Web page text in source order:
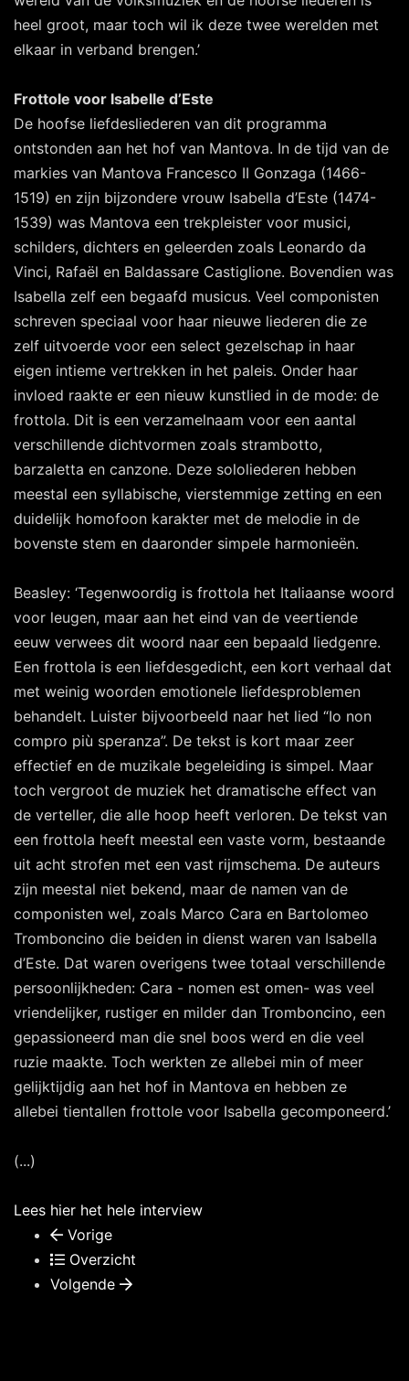
heel groot, maar toch wil ik deze twee werelden met
elkaar in verband brengen.’
Frottole voor Isabelle d’Este
De hoofse liefdesliederen van dit programma
ontstonden aan het hof van Mantova. In de tijd van de
markies van Mantova Francesco II Gonzaga (1466-
1519) en zijn bijzondere vrouw Isabella d’Este (1474-
1539) was Mantova een trekpleister voor musici,
schilders, dichters en geleerden zoals Leonardo da
Vinci, Rafaël en Baldassare Castiglione. Bovendien was
Isabella zelf een begaafd musicus. Veel componisten
schreven speciaal voor haar nieuwe liederen die ze
zelf uitvoerde voor een select gezelschap in haar
eigen intieme vertrekken in het paleis. Onder haar
invloed raakte er een nieuw kunstlied in de mode: de
frottola. Dit is een verzamelnaam voor een aantal
verschillende dichtvormen zoals strambotto,
barzaletta en canzone. Deze sololiederen hebben
meestal een syllabische, vierstemmige zetting en een
duidelijk homofoon karakter met de melodie in de
bovenste stem en daaronder simpele harmonieën.
Beasley: ‘Tegenwoordig is frottola het Italiaanse woord
voor leugen, maar aan het eind van de veertiende
eeuw verwees dit woord naar een bepaald liedgenre.
Een frottola is een liefdesgedicht, een kort verhaal dat
met weinig woorden emotionele liefdesproblemen
behandelt. Luister bijvoorbeeld naar het lied “Io non
compro più speranza”. De tekst is kort maar zeer
effectief en de muzikale begeleiding is simpel. Maar
toch vergroot de muziek het dramatische effect van
de verteller, die alle hoop heeft verloren. De tekst van
een frottola heeft meestal een vaste vorm, bestaande
uit acht strofen met een vast rijmschema. De auteurs
zijn meestal niet bekend, maar de namen van de
componisten wel, zoals Marco Cara en Bartolomeo
Tromboncino die beiden in dienst waren van Isabella
d’Este. Dat waren overigens twee totaal verschillende
persoonlijkheden: Cara - nomen est omen- was veel
vriendelijker, rustiger en milder dan Tromboncino, een
gepassioneerd man die snel boos werd en die veel
ruzie maakte. Toch werkten ze allebei min of meer
gelijktijdig aan het hof in Mantova en hebben ze
allebei tientallen frottole voor Isabella gecomponeerd.’
(...)
Lees hier het hele interview
Vorige
Overzicht
Volgende